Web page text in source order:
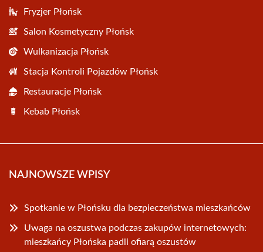
Fryzjer Płońsk
Salon Kosmetyczny Płońsk
Wulkanizacja Płońsk
Stacja Kontroli Pojazdów Płońsk
Restauracje Płońsk
Kebab Płońsk
NAJNOWSZE WPISY
Spotkanie w Płońsku dla bezpieczeństwa mieszkańców
Uwaga na oszustwa podczas zakupów internetowych:
mieszkańcy Płońska padli ofiarą oszustów